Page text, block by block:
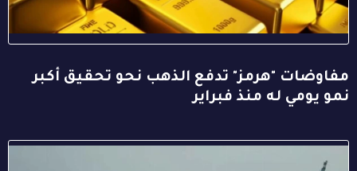
مفاوضات "هرمز" تدفع الذهب نحو تحقيق أكبر
نمو يومي له منذ فبراير